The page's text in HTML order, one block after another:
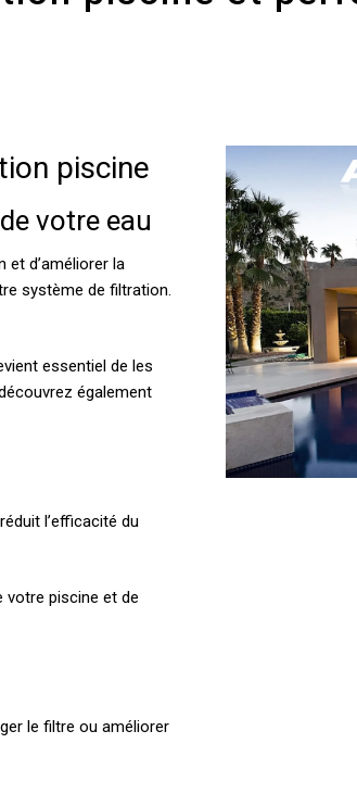
piscine
votre eau
et d’améliorer la
système de filtration.
essentiel de les
également
l’efficacité du
votre piscine et de
le filtre ou améliorer